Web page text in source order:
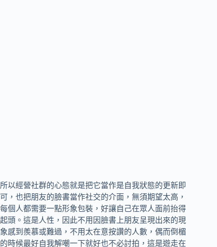
所以經營社群的心態就是把它當作是自我狀態的更新即
可，也把朋友的臉書當作社交的介面，無須期望太高，
每個人都需要一點形象包裝，好讓自己在眾人面前抬得
起頭。這是人性，因此不用因臉書上朋友呈現出來的現
象感到羨慕或難過，不用太在意按讚的人數，偶而倒楣
的時候最好自我解嘲一下就好也不必討拍，這是遊走在